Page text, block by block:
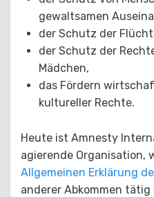
gewaltsamen
der Schutz der
der Schutz der
Mädchen,
das Fördern
kultureller Rechte.
Heute ist Amnesty
agierende Organisation,
Allgemeinen Erklärung
anderer Abkommen tätig